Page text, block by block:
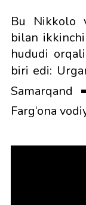
Bu Nikkolo
bilan
hududi
biri edi:
Farg‘ona